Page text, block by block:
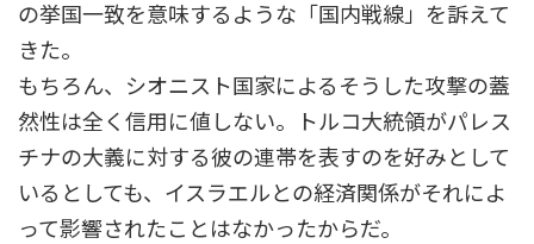
の挙国一致を意味するような「国内戦線」を訴えて
きた。
もちろん、シオニスト国家によるそうした攻撃の蓋
然性は全く信用に値しない。トルコ大統領がパレス
チナの大義に対する彼の連帯を表すのを好みとして
いるとしても、イスラエルとの経済関係がそれによ
って影響されたことはなかったからだ。